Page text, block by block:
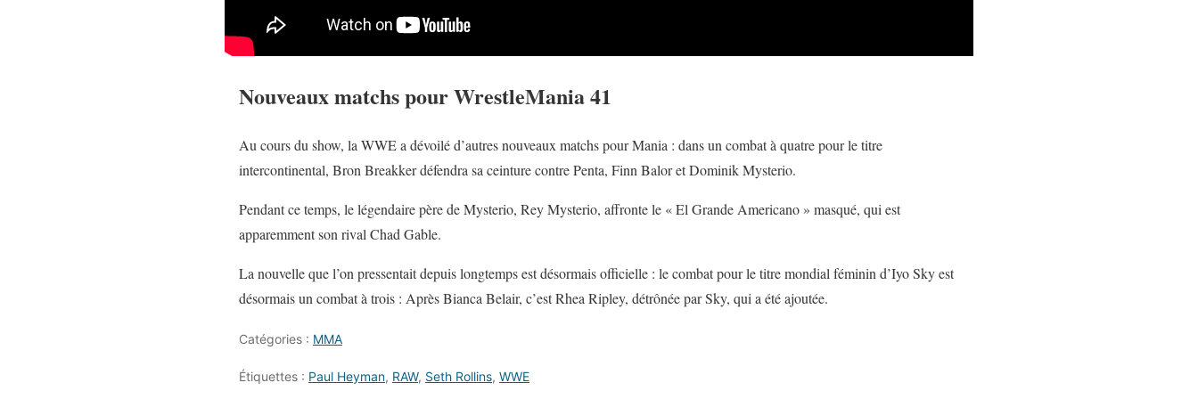
Nouveaux matchs pour WrestleMania 41
Au cours du show, la WWE a dévoilé d’autres nouveaux matchs pour Mania : dans un combat à quatre pour le titre
intercontinental, Bron Breakker défendra sa ceinture contre Penta, Finn Balor et Dominik Mysterio.
Pendant ce temps, le légendaire père de Mysterio, Rey Mysterio, affronte le « El Grande Americano » masqué, qui est
apparemment son rival Chad Gable.
La nouvelle que l’on pressentait depuis longtemps est désormais officielle : le combat pour le titre mondial féminin d’Iyo Sky est
désormais un combat à trois : Après Bianca Belair, c’est Rhea Ripley, détrônée par Sky, qui a été ajoutée.
Catégories : MMA
Étiquettes : Paul Heyman, RAW, Seth Rollins, WWE